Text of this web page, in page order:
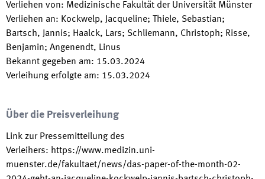
Verliehen von: Medizinische Fakultät der Universität Münster
Verliehen an: Kockwelp, Jacqueline; Thiele, Sebastian;
Bartsch, Jannis; Haalck, Lars; Schliemann, Christoph; Risse,
Benjamin; Angenendt, Linus
Bekannt gegeben am: 15.03.2024
Verleihung erfolgte am: 15.03.2024
Über die Preisverleihung
Link zur Pressemitteilung des
Verleihers: https://www.medizin.uni-
muenster.de/fakultaet/news/das-paper-of-the-month-02-